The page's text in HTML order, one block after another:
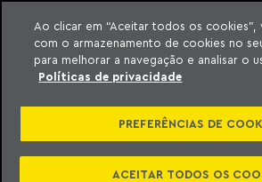
o conteúdo
Machado Meyer
Ao clicar em “Aceitar todos os
com o armazenamento de cookies no
para melhorar a navegação e analisar o
Políticas de privacidade
PREFERÊNCIAS DE
ACEITAR TODOS OS